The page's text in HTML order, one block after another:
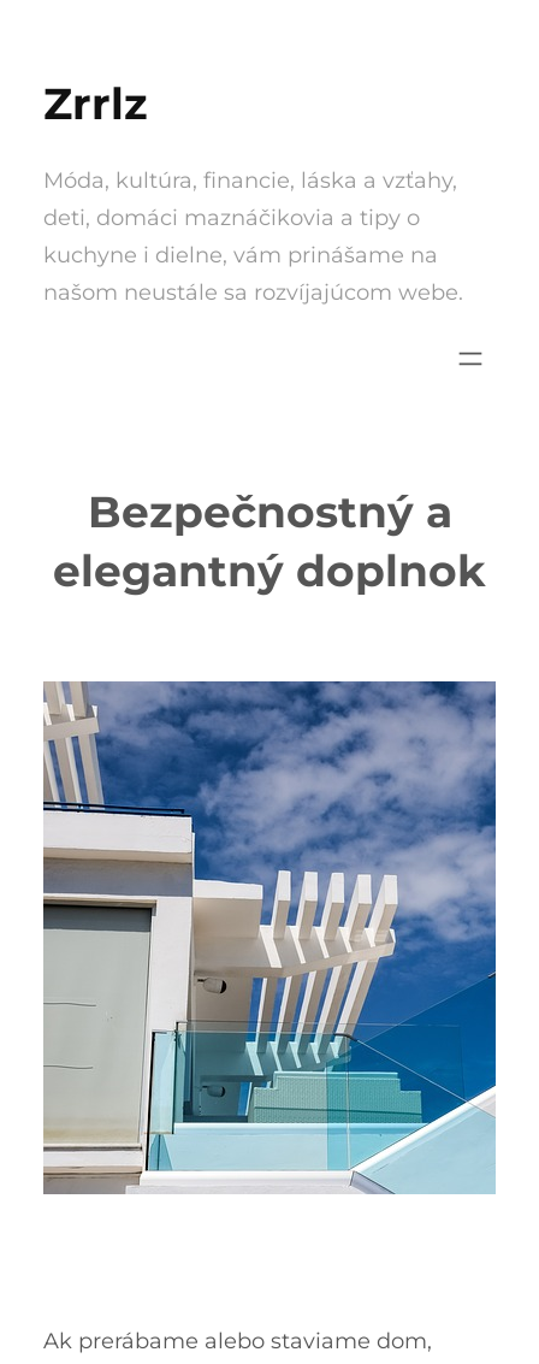
content
Zrrlz
Móda, kultúra, financie, láska a vzťahy,
deti, domáci maznáčikovia a tipy o
kuchyne i dielne, vám prinášame na
našom neustále sa rozvíjajúcom webe.
Bezpečnostný a
elegantný doplnok
Ak prerábame alebo staviame dom,